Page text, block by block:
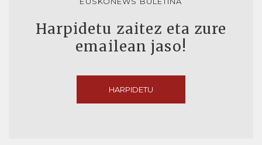
Harpidetu zaitez eta zure
emailean jaso!
HARPIDETU